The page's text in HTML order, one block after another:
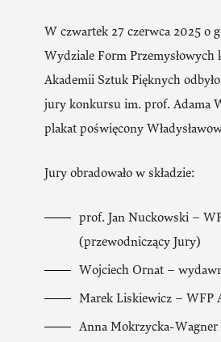
W czwartek 27 czerwca 2025 o
Wydziale Form Przemysłowych
Akademii Sztuk Pięknych
jury konkursu im. prof. Adama
plakat poświęcony
Jury obradowało w składzie:
prof. Jan Nuckowski –
(przewodniczący Jury)
Wojciech Ornat –
Marek Liskiewicz – WFP
Anna Mokrzycka-